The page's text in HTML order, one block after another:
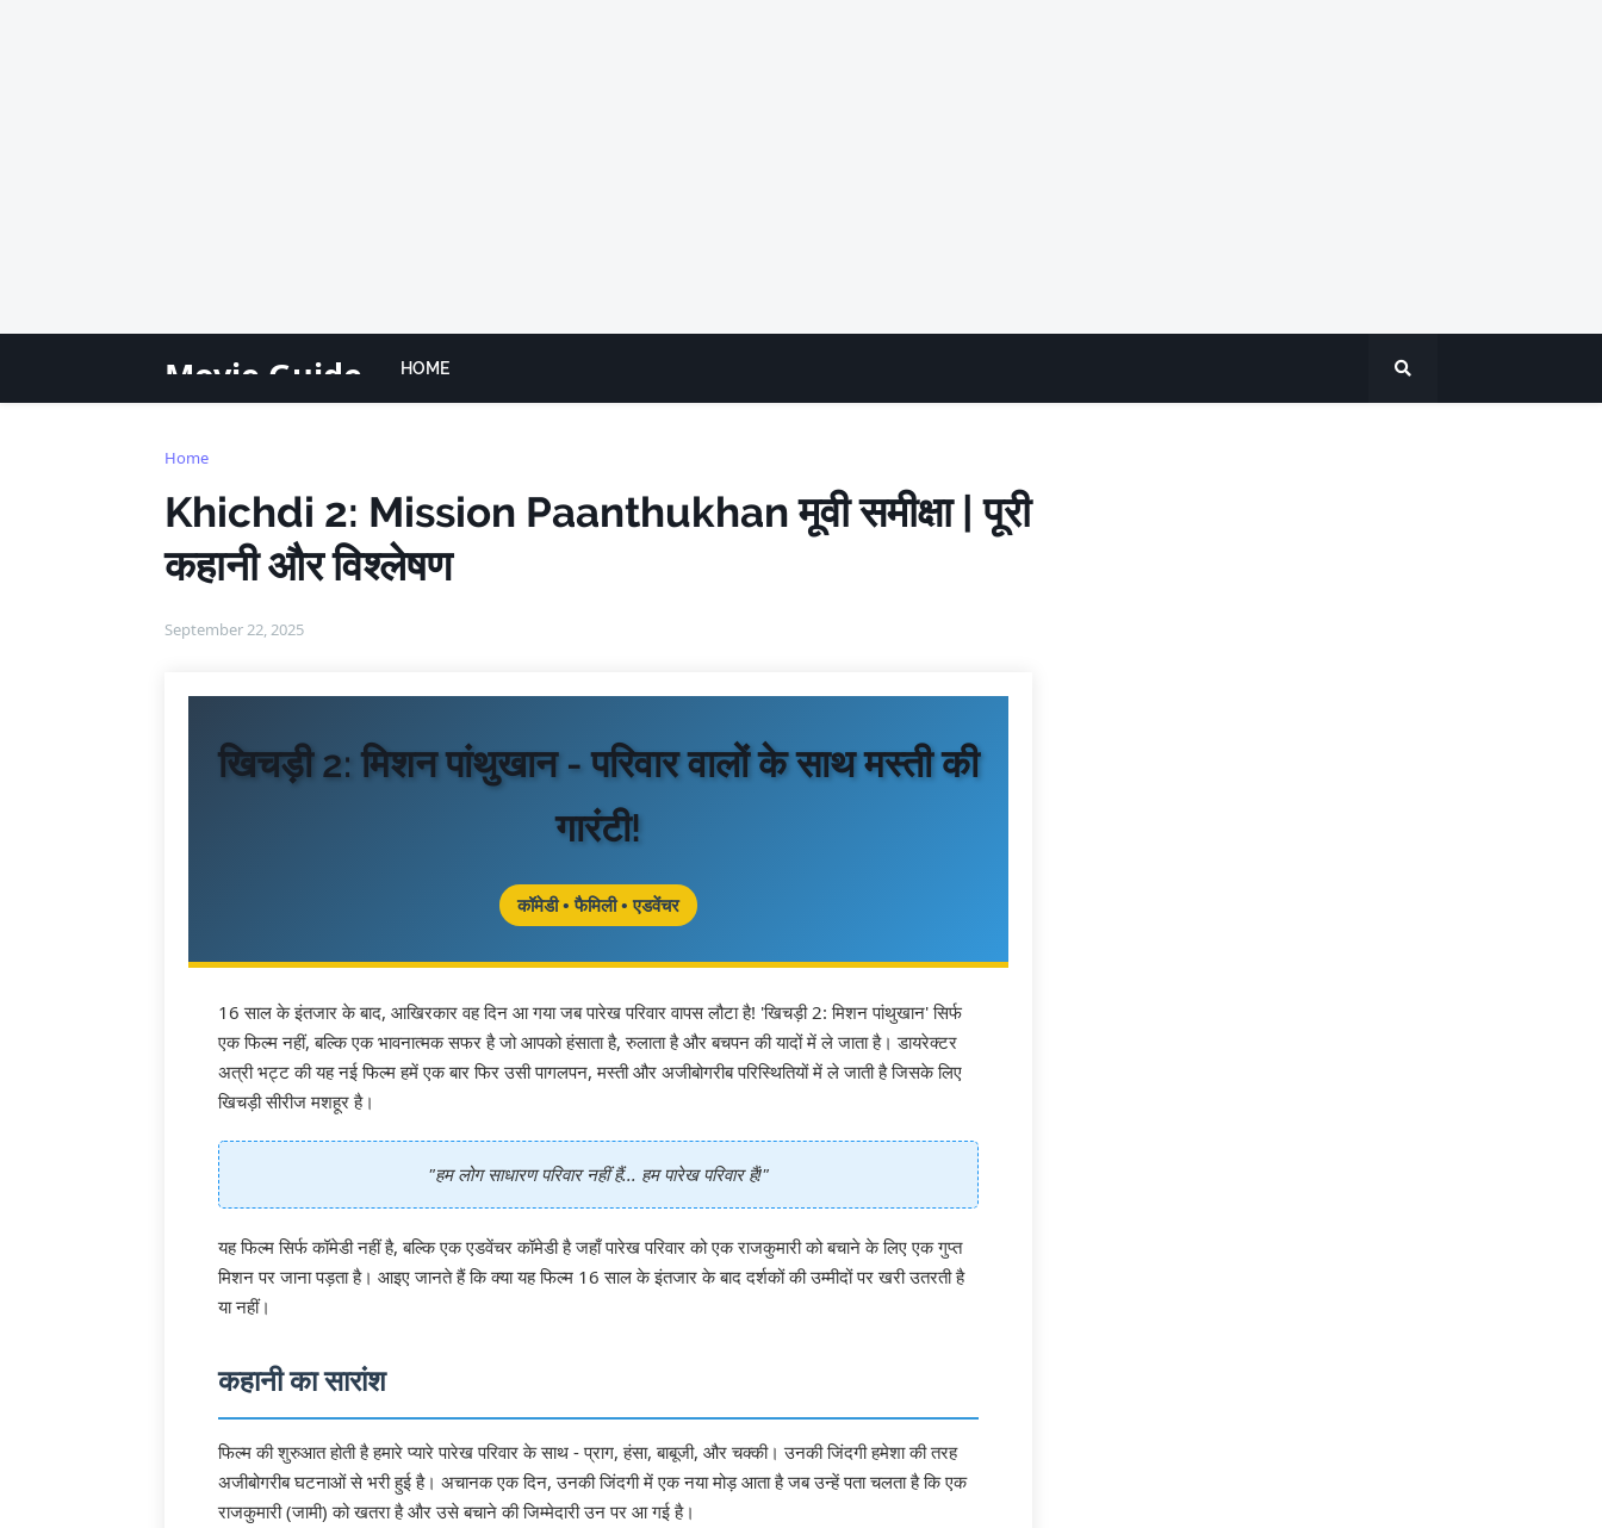
Movie Guide HOME
Home
Khichdi 2: Mission Paanthukhan मूवी समीक्षा | पूरी
कहानी और विश्लेषण
September 22, 2025
खिचड़ी 2: मिशन पांथुखान - परिवार वालों के साथ मस्ती की
गारंटी!
कॉमेडी • फैमिली • एडवेंचर
16 साल के इंतजार के बाद, आखिरकार वह दिन आ गया जब पारेख परिवार वापस लौटा है! 'खिचड़ी 2: मिशन पांथुखान' सिर्फ
एक फिल्म नहीं, बल्कि एक भावनात्मक सफर है जो आपको हंसाता है, रुलाता है और बचपन की यादों में ले जाता है। डायरेक्टर
अत्री भट्ट की यह नई फिल्म हमें एक बार फिर उसी पागलपन, मस्ती और अजीबोगरीब परिस्थितियों में ले जाती है जिसके लिए
खिचड़ी सीरीज मशहूर है।
"हम लोग साधारण परिवार नहीं हैं... हम पारेख परिवार हैं!"
यह फिल्म सिर्फ कॉमेडी नहीं है, बल्कि एक एडवेंचर कॉमेडी है जहाँ पारेख परिवार को एक राजकुमारी को बचाने के लिए एक गुप्त
मिशन पर जाना पड़ता है। आइए जानते हैं कि क्या यह फिल्म 16 साल के इंतजार के बाद दर्शकों की उम्मीदों पर खरी उतरती है
या नहीं।
कहानी का सारांश
फिल्म की शुरुआत होती है हमारे प्यारे पारेख परिवार के साथ - प्राग, हंसा, बाबूजी, और चक्की। उनकी जिंदगी हमेशा की तरह
अजीबोगरीब घटनाओं से भरी हुई है। अचानक एक दिन, उनकी जिंदगी में एक नया मोड़ आता है जब उन्हें पता चलता है कि एक
राजकुमारी (जामी) को खतरा है और उसे बचाने की जिम्मेदारी उन पर आ गई है।